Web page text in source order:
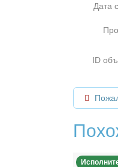
Дата
ID